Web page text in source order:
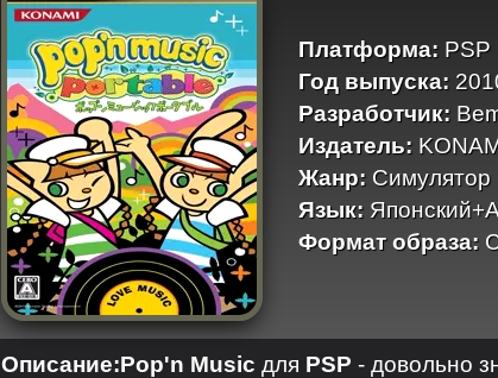
Платформа: PSP
Год выпуска:
Разработчик:
Издатель:
Жанр: Симулятор
Язык:
Формат образа:
Описание:Pop'n Music для PSP - довольно